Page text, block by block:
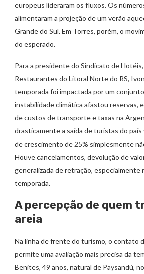
europeus lideraram os fluxos. Os
alimentaram a projeção de um verão
Grande do Sul. Em Torres, porém, o
do esperado.
Para a presidente do Sindicato de
Restaurantes do Litoral Norte do RS,
temporada foi impactada por um
instabilidade climática afastou reservas,
de custos de transporte e taxas na
drasticamente a saída de turistas do país
de crescimento de 25% simplesmente
Houve cancelamentos, devolução de
generalizada de retração, especialmente
temporada.
A percepção de quem
areia
Na linha de frente do turismo, o contato
permite uma avaliação mais precisa da
Benites, 49 anos, natural de Paysandú,